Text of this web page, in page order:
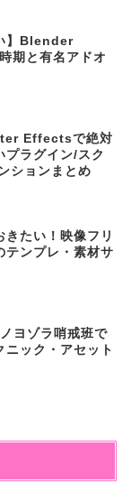
】Blender
期と有名アドオ
Effectsで絶対
プラグイン/スク
ションまとめ
きたい！映像フリ
テンプレ・素材サ
ヨゾラ哨戒班で
ニック・アセット